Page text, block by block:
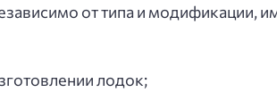
от типа и модификации,
лодок;